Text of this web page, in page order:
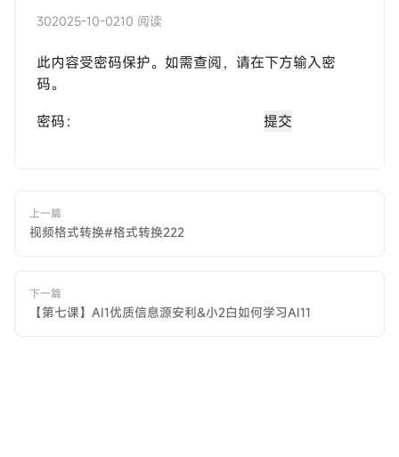
302025-10-0210 阅读
此内容受密码保护。如需查阅，请在下方输入密
码。
密码：
上一篇
视频格式转换#格式转换222
下一篇
【第七课】AI1优质信息源安利&小2白如何学习AI11